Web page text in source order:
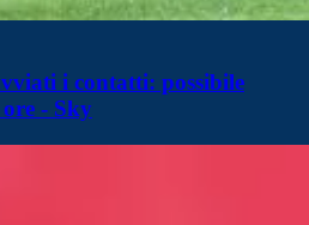
i contatti: possibile
- Sky